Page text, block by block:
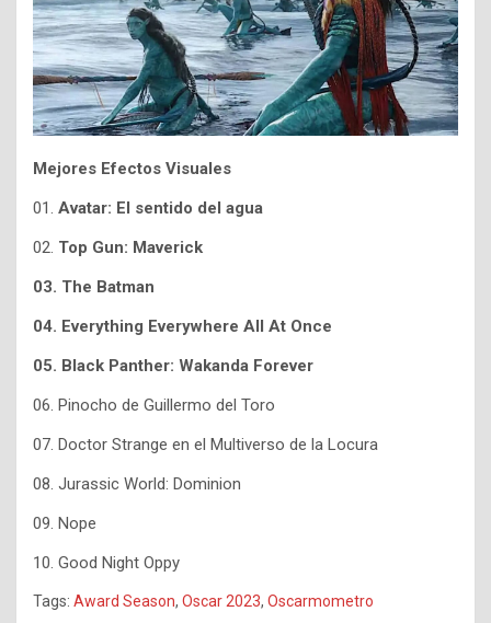
Mejores Efectos Visuales
01. Avatar: El sentido del agua
02. Top Gun: Maverick
03. The Batman
04. Everything Everywhere All At Once
05. Black Panther: Wakanda Forever
06. Pinocho de Guillermo del Toro
07. Doctor Strange en el Multiverso de la Locura
08. Jurassic World: Dominion
09. Nope
10. Good Night Oppy
Tags: Award Season, Oscar 2023, Oscarmometro